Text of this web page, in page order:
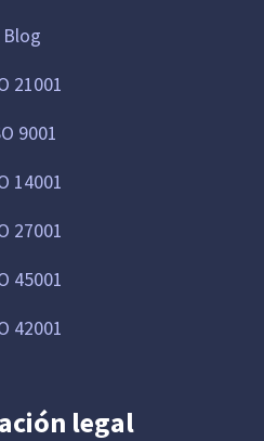
Blog
21001
9001
14001
27001
45001
42001
legal